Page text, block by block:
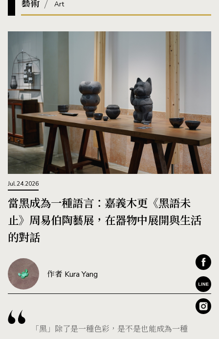
藝術 Art
Jul.24.2026
當黑成為一種語言：嘉義木更《黑語未
止》周易伯陶藝展，在器物中展開與生活
的對話
作者 Kura Yang
「黑」除了是一種色彩，是不是也能成為一種